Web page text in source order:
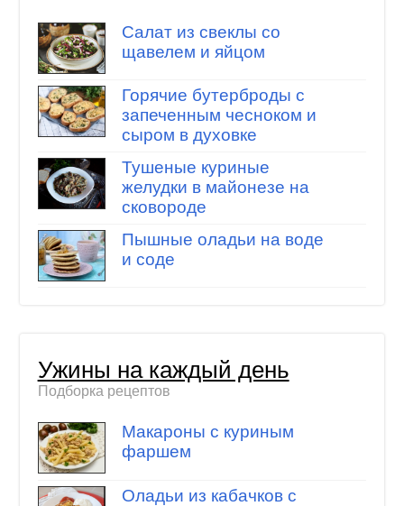
Салат из свеклы со
щавелем и яйцом
Горячие бутерброды с
запеченным чесноком и
сыром в духовке
Тушеные куриные
желудки в майонезе на
сковороде
Пышные оладьи на воде
и соде
Ужины на каждый день
Подборка рецептов
Макароны с куриным
фаршем
Оладьи из кабачков с